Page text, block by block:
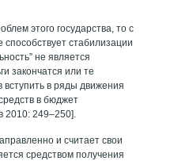
этого государства, то с
стабилизации
не является
закончатся или те
в ряды движения
в бюджет
2010: 249–250].
и считает свои
средством получения